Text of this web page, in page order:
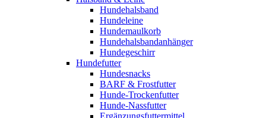
Hundehalsband
Hundeleine
Hundemaulkorb
Hundehalsbandanhänger
Hundegeschirr
Hundefutter
Hundesnacks
BARF & Frostfutter
Hunde-Trockenfutter
Hunde-Nassfutter
Ergänzungsfuttermittel